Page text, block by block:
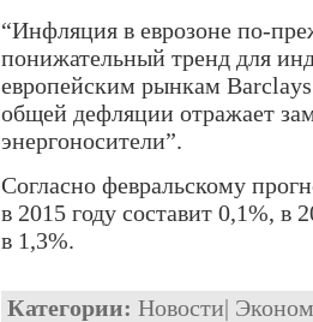
“Инфляция в еврозоне по-
понижательный тренд для
европейским рынкам
общей дефляции отражает
энергоносители”.
Согласно февральскому
в 2015 году составит 0,1%, в
в 1,3%.
Категории: Новости|